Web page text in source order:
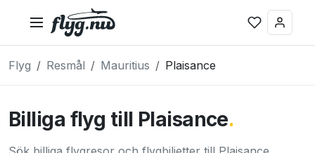
Flyg Resmål Mauritius Plaisance
Billiga flyg till Plaisance.